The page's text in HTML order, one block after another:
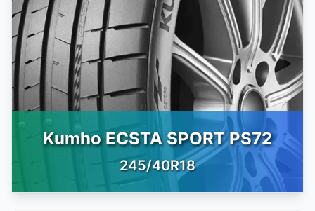
Kumho ECSTA SPORT PS72
245/40R18